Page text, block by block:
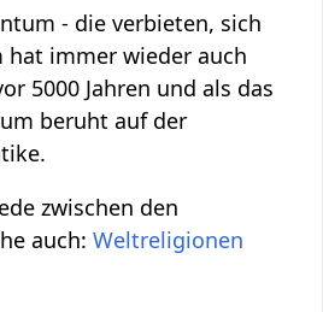
- die verbieten, sich
immer wieder auch
5000 Jahren und als das
beruht auf der
zwischen den
auch:Weltreligionen